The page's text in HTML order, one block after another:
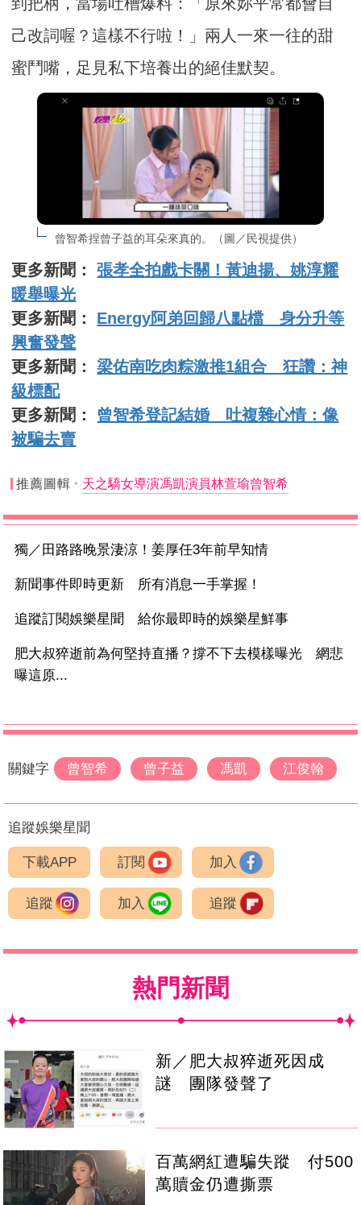
己改詞喔？這樣不行啦！」兩人一來一往的甜
蜜鬥嘴，足見私下培養出的絕佳默契。
曾智希捏曾子益的耳朵來真的。（圖／民視提供）
更多新聞：張孝全拍戲卡關！黃迪揚、姚淳耀
暖舉曝光
更多新聞： Energy阿弟回歸八點檔 身分升等
興奮發聲
更多新聞：梁佑南吃肉粽激推1組合 狂讚：神
級標配
更多新聞： 曾智希登記結婚 吐複雜心情：像
被騙去賣
推薦圖輯 天之驕女導演馮凱演員林萱瑜曾智希
獨／田路路晚景淒涼！姜厚任3年前早知情
新聞事件即時更新 所有消息一手掌握！
追蹤訂閱娛樂星聞 給你最即時的娛樂星鮮事
肥大叔猝逝前為何堅持直播？撐不下去模樣曝光 網悲
曝這原...
關鍵字 曾智希 曾子益 馮凱 江俊翰
追蹤娛樂星聞
下載APP 訂閱 加入
追蹤 加入 追蹤
熱門新聞
新／肥大叔猝逝死因成
謎 團隊發聲了
百萬網紅遭騙失蹤 付500
萬贖金仍遭撕票